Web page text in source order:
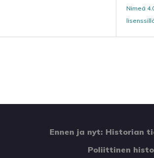
Nimeä
Ennen ja nyt: Historian
Poliittinen